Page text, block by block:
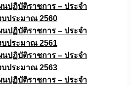
นปฏิบัติราชการ – ประจำ
บประมาณ 2560
นปฏิบัติราชการ – ประจำ
บประมาณ 2561
นปฏิบัติราชการ – ประจำ
บประมาณ 2563
นปฏิบัติราชการ – ประจำ